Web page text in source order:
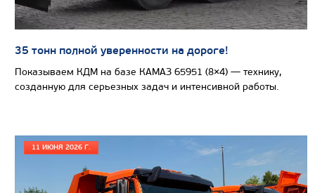
САМОСВАЛ КАМАЗ-65801
35 тонн полной уверенности на дороге!
Показываем КДМ на базе КАМАЗ 65951 (8×4) — технику,
созданную для серьезных задач и интенсивной работы.
11 ИЮНЯ 2026 Г.